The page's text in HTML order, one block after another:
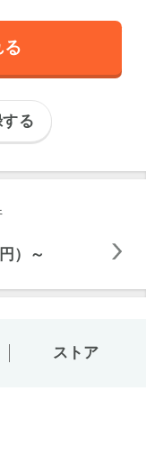
る
る
）～
ストア